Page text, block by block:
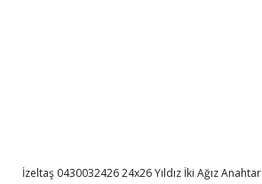
İzeltaş 0430032426 24x26 Yıldız İki Ağız Anahtar